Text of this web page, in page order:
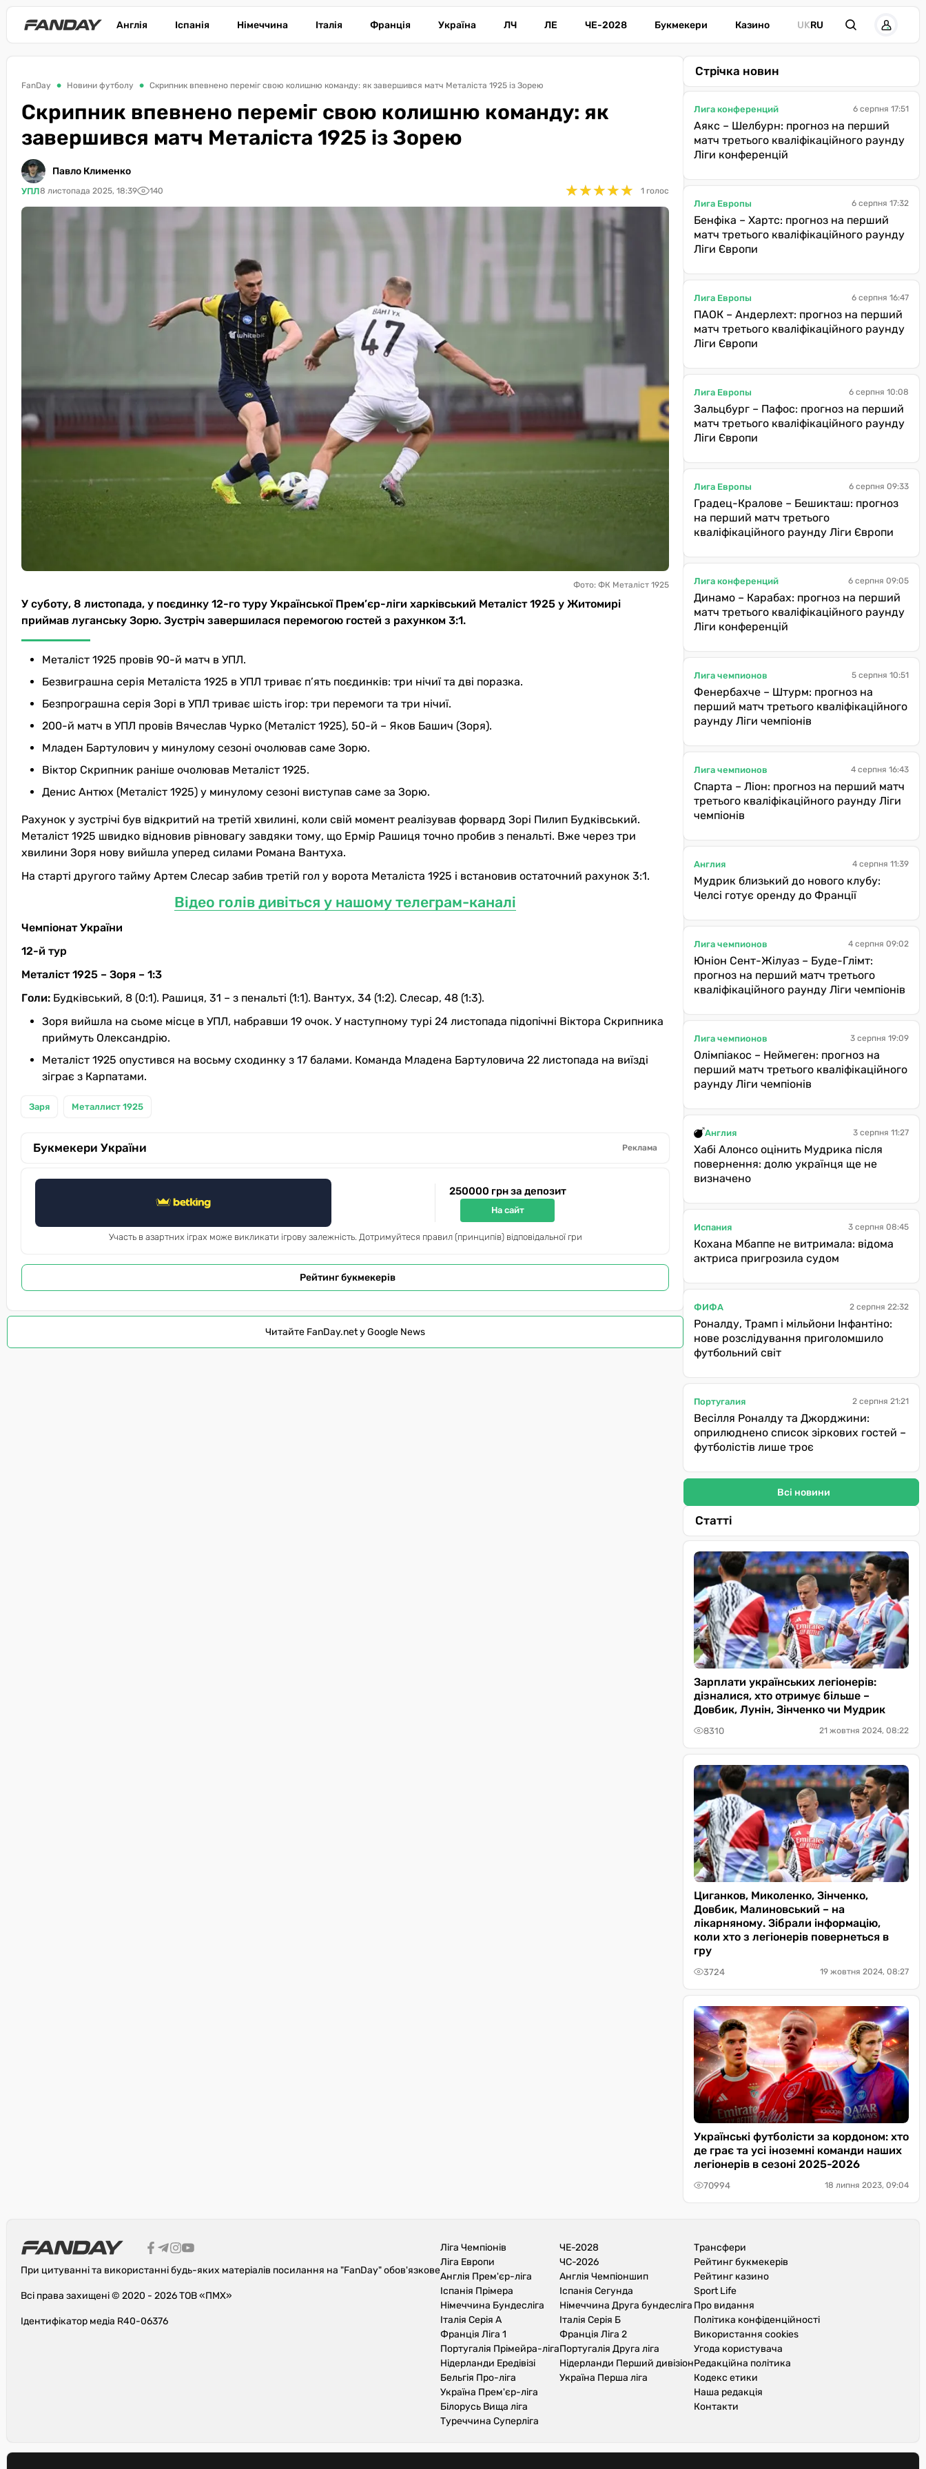
Англія Іспанія Німеччина Італія Франція Україна ЛЧ ЛЕ ЧЕ-2028 Букмекери Казино UKRU
FanDay Новини футболу Скрипник впевнено переміг свою колишню команду: як завершився матч Металіста 1925 із Зорею
Скрипник впевнено переміг свою колишню команду: як
завершився матч Металіста 1925 із Зорею
Павло Клименко
УПЛ8 листопада 2025, 18:39 140 ★★★★★
★★★★★ 1 голос
Фото: ФК Металіст 1925
У суботу, 8 листопада, у поєдинку 12-го туру Української Прем’єр-ліги харківський Металіст 1925 у Житомирі
приймав луганську Зорю. Зустріч завершилася перемогою гостей з рахунком 3:1.
Металіст 1925 провів 90-й матч в УПЛ.
Безвиграшна серія Металіста 1925 в УПЛ триває п’ять поєдинків: три нічиї та дві поразка.
Безпрограшна серія Зорі в УПЛ триває шість ігор: три перемоги та три нічиї.
200-й матч в УПЛ провів Вячеслав Чурко (Металіст 1925), 50-й – Яков Башич (Зоря).
Младен Бартулович у минулому сезоні очолював саме Зорю.
Віктор Скрипник раніше очолював Металіст 1925.
Денис Антюх (Металіст 1925) у минулому сезоні виступав саме за Зорю.
Рахунок у зустрічі був відкритий на третій хвилині, коли свій момент реалізував форвард Зорі Пилип Будківський.
Металіст 1925 швидко відновив рівновагу завдяки тому, що Ермір Рашиця точно пробив з пенальті. Вже через три
хвилини Зоря нову вийшла уперед силами Романа Вантуха.
На старті другого тайму Артем Слесар забив третій гол у ворота Металіста 1925 і встановив остаточний рахунок 3:1.
Відео голів дивіться у нашому телеграм-каналі
Чемпіонат України
12-й тур
Металіст 1925 – Зоря – 1:3
Голи: Будківський, 8 (0:1). Рашиця, 31 – з пенальті (1:1). Вантух, 34 (1:2). Слесар, 48 (1:3).
Зоря вийшла на сьоме місце в УПЛ, набравши 19 очок. У наступному турі 24 листопада підопічні Віктора Скрипника
приймуть Олександрію.
Металіст 1925 опустився на восьму сходинку з 17 балами. Команда Младена Бартуловича 22 листопада на виїзді
зіграє з Карпатами.
Заря Металлист 1925
Букмекери України Реклама
250000 грн за депозит
На сайт
Участь в азартних іграх може викликати ігрову залежність. Дотримуйтеся правил (принципів) відповідальної гри
Рейтинг букмекерів
Читайте FanDay.net у Google News
Стрічка новин
Лига конференций 6 серпня 17:51
Аякс – Шелбурн: прогноз на перший
матч третього кваліфікаційного раунду
Ліги конференцій
Лига Европы 6 серпня 17:32
Бенфіка – Хартс: прогноз на перший
матч третього кваліфікаційного раунду
Ліги Європи
Лига Европы 6 серпня 16:47
ПАОК – Андерлехт: прогноз на перший
матч третього кваліфікаційного раунду
Ліги Європи
Лига Европы 6 серпня 10:08
Зальцбург – Пафос: прогноз на перший
матч третього кваліфікаційного раунду
Ліги Європи
Лига Европы 6 серпня 09:33
Градец-Кралове – Бешикташ: прогноз
на перший матч третього
кваліфікаційного раунду Ліги Європи
Лига конференций 6 серпня 09:05
Динамо – Карабах: прогноз на перший
матч третього кваліфікаційного раунду
Ліги конференцій
Лига чемпионов 5 серпня 10:51
Фенербахче – Штурм: прогноз на
перший матч третього кваліфікаційного
раунду Ліги чемпіонів
Лига чемпионов 4 серпня 16:43
Спарта – Ліон: прогноз на перший матч
третього кваліфікаційного раунду Ліги
чемпіонів
Англия 4 серпня 11:39
Мудрик близький до нового клубу:
Челсі готує оренду до Франції
Лига чемпионов 4 серпня 09:02
Юніон Сент-Жілуаз – Буде-Глімт:
прогноз на перший матч третього
кваліфікаційного раунду Ліги чемпіонів
Лига чемпионов 3 серпня 19:09
Олімпіакос – Неймеген: прогноз на
перший матч третього кваліфікаційного
раунду Ліги чемпіонів
Англия 3 серпня 11:27
Хабі Алонсо оцінить Мудрика після
повернення: долю українця ще не
визначено
Испания 3 серпня 08:45
Кохана Мбаппе не витримала: відома
актриса пригрозила судом
ФИФА 2 серпня 22:32
Роналду, Трамп і мільйони Інфантіно:
нове розслідування приголомшило
футбольний світ
Португалия 2 серпня 21:21
Весілля Роналду та Джорджини:
оприлюднено список зіркових гостей –
футболістів лише троє
Всі новини
Статті
Зарплати українських легіонерів:
дізналися, хто отримує більше –
Довбик, Лунін, Зінченко чи Мудрик
8310 21 жовтня 2024, 08:22
Циганков, Миколенко, Зінченко,
Довбик, Малиновський – на
лікарняному. Зібрали інформацію,
коли хто з легіонерів повернеться в
гру
3724 19 жовтня 2024, 08:27
Українські футболісти за кордоном: хто
де грає та усі іноземні команди наших
легіонерів в сезоні 2025-2026
70994 18 липня 2023, 09:04
При цитуванні та використанні будь-яких матеріалів посилання на "FanDay" обов'язкове
Всі права захищені © 2020 - 2026 ТОВ «ПМХ»
Ідентифікатор медіа R40-06376
Ліга Чемпіонів
Ліга Европи
Англія Прем'єр-ліга
Іспанія Прімера
Німеччина Бундесліга
Італія Серія А
Франція Ліга 1
Португалія Прімейра-ліга
Нідерланди Ередівізі
Бельгія Про-ліга
Україна Прем'єр-ліга
Білорусь Вища ліга
Туреччина Суперліга
ЧЕ-2028
ЧС-2026
Англія Чемпіоншип
Іспанія Сегунда
Німеччина Друга бундесліга
Італія Серія Б
Франція Ліга 2
Португалія Друга ліга
Нідерланди Перший дивізіон
Україна Перша ліга
Трансфери
Рейтинг букмекерів
Рейтинг казино
Sport Life
Про видання
Політика конфіденційності
Використання cookies
Угода користувача
Редакційна політика
Кодекс етики
Наша редакція
Контакти